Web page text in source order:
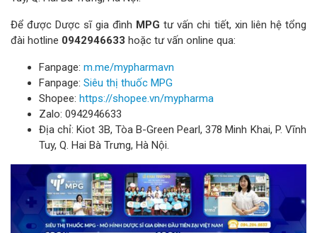
Để được Dược sĩ gia đình MPG tư vấn chi tiết, xin liên hệ tổng
đài hotline 0942946633 hoặc tư vấn online qua:
Fanpage: m.me/mypharmavn
Fanpage: Siêu thị thuốc MPG
Shopee: https://shopee.vn/mypharma
Zalo: 0942946633
Địa chỉ: Kiot 3B, Tòa B-Green Pearl, 378 Minh Khai, P. Vĩnh
Tuy, Q. Hai Bà Trưng, Hà Nội.